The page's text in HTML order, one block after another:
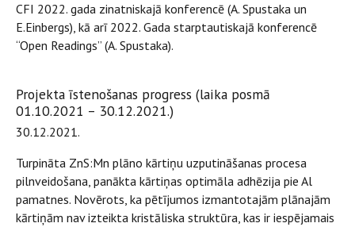
CFI 2022. gada zinatniskajā konferencē (A. Spustaka un
E.Einbergs), kā arī 2022. Gada starptautiskajā konferencē
“Open Readings” (A. Spustaka).
Projekta īstenošanas progress (laika posmā
01.10.2021 – 30.12.2021.)
30.12.2021.
Turpināta ZnS:Mn plāno kārtiņu uzputināšanas procesa
pilnveidošana, panākta kārtiņas optimāla adhēzija pie Al
pamatnes. Novērots, ka pētījumos izmantotajām plānajām
kārtiņām nav izteikta kristāliska struktūra, kas ir iespējamais